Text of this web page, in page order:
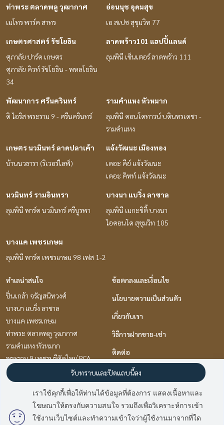
มี2คนกำลังดูประกาศนี้
ท่าพระ ตลาดพลู วุฒากาศ
เมโทร พาร์ค สาทร
อ่อนนุช อุดมสุข
เอ สเปซ สุขุมวิท 77
เกษตรศาสตร์ รัชโยธิน
ศุภาลัย ปาร์ค เกษตร
ศุภาลัย คิวท์ รัชโยธิน - พหลโยธิน
34
ลาดพร้าว101 แฮปปี้แลนด์
ลุมพินี เซ็นเตอร์ ลาดพร้าว 111
พัฒนาการ ศรีนครินทร์
ดิ ไอริส พระราม 9 - ศรีนครินทร์
รามคำแหง หัวหมาก
ลุมพินี คอนโดทาวน์ บดินทรเดชา -
รามคำแหง
เกษตร นวมินทร์ ลาดปลาเค้า
บ้านนวธารา (ริเวอร์ไลฟ์)
แจ้งวัฒนะ เมืองทอง
เดอะ คีย์ แจ้งวัฒนะ
เดอะ คิทท์ แจ้งวัฒนะ
นวมินทร์ รามอินทรา
ลุมพินี พาร์ค นวมินทร์ ศรีบูรพา
บางนา แบริ่ง ลาซาล
ลุมพินี เมกะซิตี้ บางนา
ไอคอนโด สุขุมวิท 105
บางแค เพชรเกษม
ลุมพินี พาร์ค เพชรเกษม 98 เฟส 1-2
ทำเลน่าสนใจ
ปิ่นเกล้า จรัญสนิทวงศ์
บางนา แบริ่ง ลาซาล
บางแค เพชรเกษม
ท่าพระ ตลาดพลู วุฒากาศ
รามคำแหง หัวหมาก
พระราม 9 เพชรบุรีตัดใหม่ RCA
ลาดพร้าว101 แฮปปี้แลนด์
เกษตรศาสตร์ รัชโยธิน
อ่อนนุช อุดมสุข
พัฒนาการ ศรีนครินทร์
ข้อตกลงและเงื่อนไข
นโยบายความเป็นส่วนตัว
เกี่ยวกับเรา
วิธีการฝากขาย-เช่า
ติดต่อ
เราใช้คุกกี้เพื่อให้ท่านได้ข้อมูลที่ต้องการ แสดงเนื้อหาและ
โฆษณาให้ตรงกับความสนใจ รวมถึงเพื่อวิเคราะห์การเข้า
ใช้งานเว็บไซต์และทำความเข้าใจว่าผู้ใช้งานมาจากที่ใด
รับทราบและปิดแถบนี้ลง